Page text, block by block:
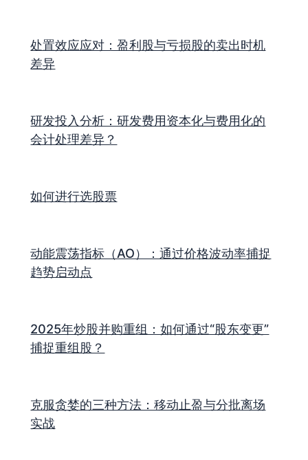
处置效应应对：盈利股与亏损股的卖出时机
差异
研发投入分析：研发费用资本化与费用化的
会计处理差异？
如何进行选股票
动能震荡指标（AO）：通过价格波动率捕捉
趋势启动点
2025年炒股并购重组：如何通过“股东变更”
捕捉重组股？
克服贪婪的三种方法：移动止盈与分批离场
实战